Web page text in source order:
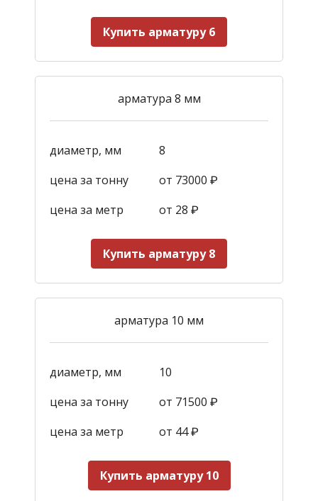
Купить арматуру 6
арматура 8 мм
диаметр, мм
8
цена за тонну
от 73000 ₽
цена за метр
от 28 ₽
Купить арматуру 8
арматура 10 мм
диаметр, мм
10
цена за тонну
от 71500 ₽
цена за метр
от 44₽
Купить арматуру 10